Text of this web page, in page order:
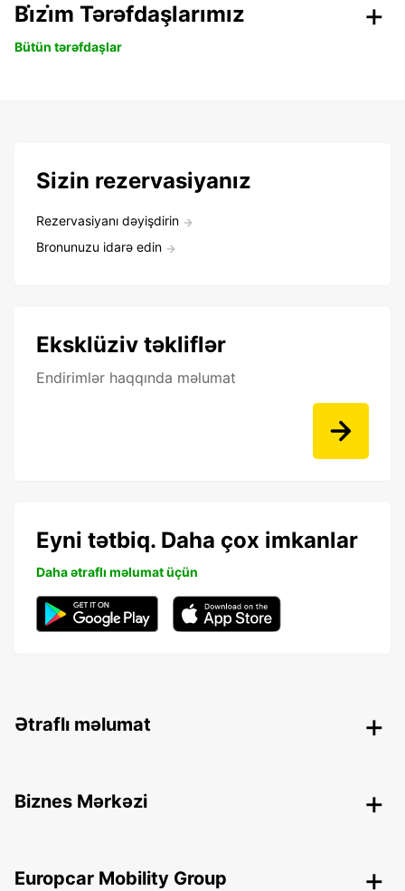
Bi̇zi̇m Tərəfdaşlarımız
Bütün tərəfdaşlar
Sizin rezervasiyanız
Rezervasiyanı dəyişdirin
Bronunuzu idarə edin
Eksklüziv təkliflər
Endirimlər haqqında məlumat
Eyni tətbiq. Daha çox imkanlar
Daha ətraflı məlumat üçün
Ətraflı məlumat
Biznes Mərkəzi
Europcar Mobility Group